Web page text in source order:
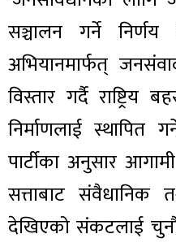
सञ्चालन गर्ने
अभियानमार्फत्
विस्तार गर्दै राष्ट्रिय
निर्माणलाई
पार्टीका अनुसार
सत्ताबाट संवैधानिक
देखिएको संकटलाई